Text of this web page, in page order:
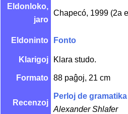
Eldonloko,
jaro
Chapecó, 1999 (2a
Eldoninto Fonto
Klarigoj Klara studo.
Formato 88 paĝoj, 21 cm
Recenzoj
Perloj de
Alexander Shlafer